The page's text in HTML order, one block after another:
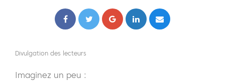
Divulgation des lecteurs
Imaginez un peu :